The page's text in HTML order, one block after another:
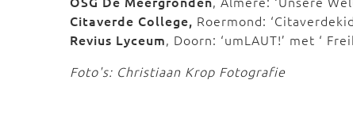
Citaverde College, Roermond:
Revius Lyceum, Doorn: ‘umLAUT!’ met ‘
Foto's: Christiaan Krop Fotografie